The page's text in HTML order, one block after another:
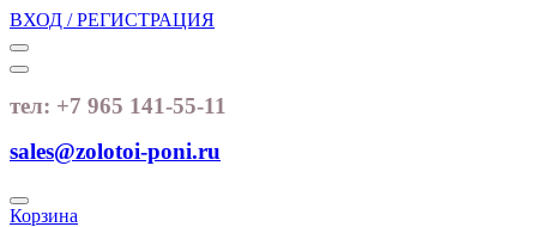
ВХОД / РЕГИСТРАЦИЯ
тел: +7 965 141-55-11
sales@zolotoi-poni.ru
Корзина